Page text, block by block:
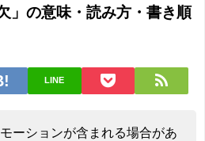
」の意味・読み方・書き順
LINE
ーションが含まれる場合があ